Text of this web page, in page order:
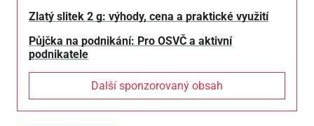
Zlatý slitek 2 g: výhody, cena a praktické využití
Půjčka na podnikání: Pro OSVČ a aktivní
podnikatele
Další sponzorovaný obsah